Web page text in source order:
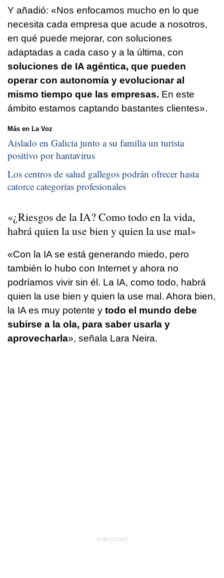
Y añadió: «Nos enfocamos mucho en lo que
necesita cada empresa que acude a nosotros,
en qué puede mejorar, con soluciones
adaptadas a cada caso y a la última, con
soluciones de IA agéntica, que pueden
operar con autonomía y evolucionar al
mismo tiempo que las empresas. En este
ámbito estamos captando bastantes clientes».
Más en La Voz
Aislado en Galicia junto a su familia un turista
positivo por hantavirus
Los centros de salud gallegos podrán ofrecer hasta
catorce categorías profesionales
«¿Riesgos de la IA? Como todo en la vida,
habrá quien la use bien y quien la use mal»
«Con la IA se está generando miedo, pero
también lo hubo con Internet y ahora no
podríamos vivir sin él. La IA, como todo, habrá
quien la use bien y quien la use mal. Ahora bien,
la IA es muy potente y todo el mundo debe
subirse a la ola, para saber usarla y
aprovecharla», señala Lara Neira.